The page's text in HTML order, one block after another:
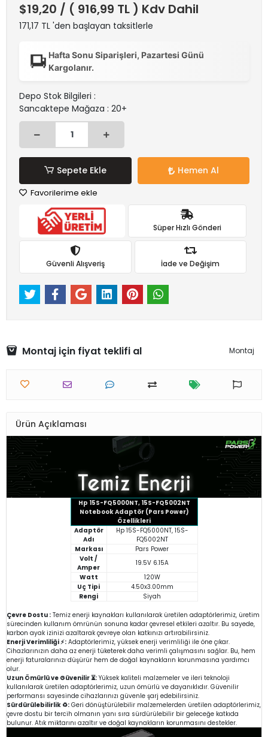
$19,20 / ( 916,99 TL ) Kdv Dahil
171,17 TL 'den başlayan taksitlerle
Hafta Sonu Siparişleri, Pazartesi Günü
Kargolanır.
Depo Stok Bilgileri :
Sancaktepe Mağaza : 20+
Sepete Ekle Hemen Al
Favorilerime ekle
Süper Hızlı Gönderi
Güvenli Alışveriş İade ve Değişim
Montaj için fiyat teklifi al Montaj
Ürün Açıklaması
Hp 15S-FQ5000NT, 15S-FQ5002NT
Notebook Adaptör (Pars Power)
Özellikleri
Adaptör
Adı
Hp 15S-FQ5000NT, 15S-
FQ5002NT
Markası
Pars Power
Volt /
Amper
19.5V 6.15A
Watt
120W
Uç Tipi
4.50x3.00mm
Rengi
Siyah
Çevre Dostu : Temiz enerji kaynakları kullanılarak üretilen adaptörlerimiz, üretim
sürecinden kullanım ömrünün sonuna kadar çevresel etkileri azaltır. Bu sayede,
karbon ayak izinizi azaltarak çevreye olan katkınızı artırabilirsiniz.
Enerji Verimliliği ⚡: Adaptörlerimiz, yüksek enerji verimliliği ile öne çıkar.
Cihazlarınızın daha az enerji tüketerek daha verimli çalışmasını sağlar. Bu, hem
enerji faturalarınızı düşürür hem de doğal kaynakların korunmasına yardımcı
olur.
Uzun Ömürlü ve Güvenilir ⏳: Yüksek kaliteli malzemeler ve ileri teknoloji
kullanılarak üretilen adaptörlerimiz, uzun ömürlü ve dayanıklıdır. Güvenilir
performansı sayesinde cihazlarınızı güvenle şarj edebilirsiniz.
Sürdürülebilirlik ♻️: Geri dönüştürülebilir malzemelerden üretilen adaptörlerimiz,
çevre dostu bir tercih olmanın yanı sıra sürdürülebilir bir geleceğe katkıda
bulunur. Atık miktarını azaltır ve doğal kaynakların korunmasını destekler.